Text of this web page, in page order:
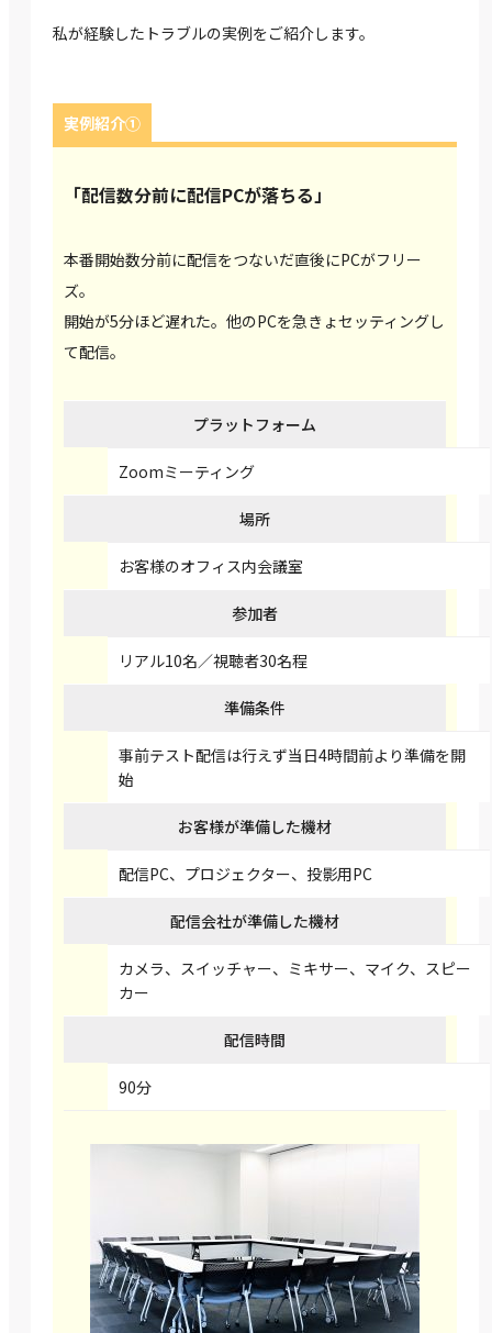
私が経験したトラブルの実例をご紹介します。
実例紹介①
「配信数分前に配信PCが落ちる」
本番開始数分前に配信をつないだ直後にPCがフリー
ズ。
開始が5分ほど遅れた。他のPCを急きょセッティングし
て配信。
プラットフォーム
Zoomミーティング
場所
お客様のオフィス内会議室
参加者
リアル10名／視聴者30名程
準備条件
事前テスト配信は行えず当日4時間前より準備を開
始
お客様が準備した機材
配信PC、プロジェクター、投影用PC
配信会社が準備した機材
カメラ、スイッチャー、ミキサー、マイク、スピー
カー
配信時間
90分